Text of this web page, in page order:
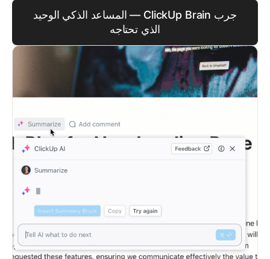
جرب ClickUp Brain — المساعد الذكي الوحيد
الذي تحتاجه